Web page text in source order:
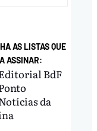
AS LISTAS QUE
ASSINAR:
BdF
da